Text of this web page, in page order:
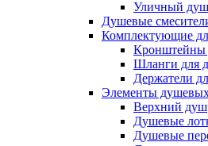
Уличный душ
Душевые
Комплектующие
Кронштейны
Шланги для
Держатели
Элементы
Верхний душ
Душевые
Душевые